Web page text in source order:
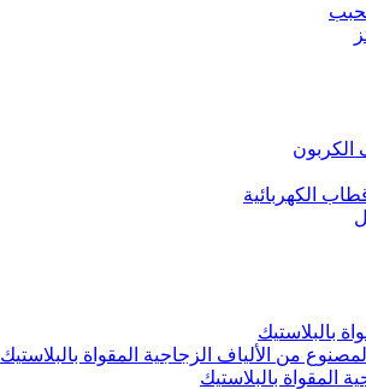
الكهربائية
بالبلاستيك
من الألياف الزجاجية المقواة بالبلاستيك
المقواة بالبلاستيك